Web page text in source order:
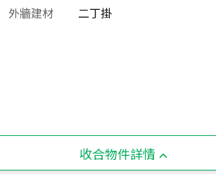
外牆建材 二丁掛
收合物件詳情